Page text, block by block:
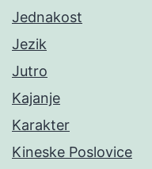
Jednakost
Jezik
Jutro
Kajanje
Karakter
Kineske Poslovice